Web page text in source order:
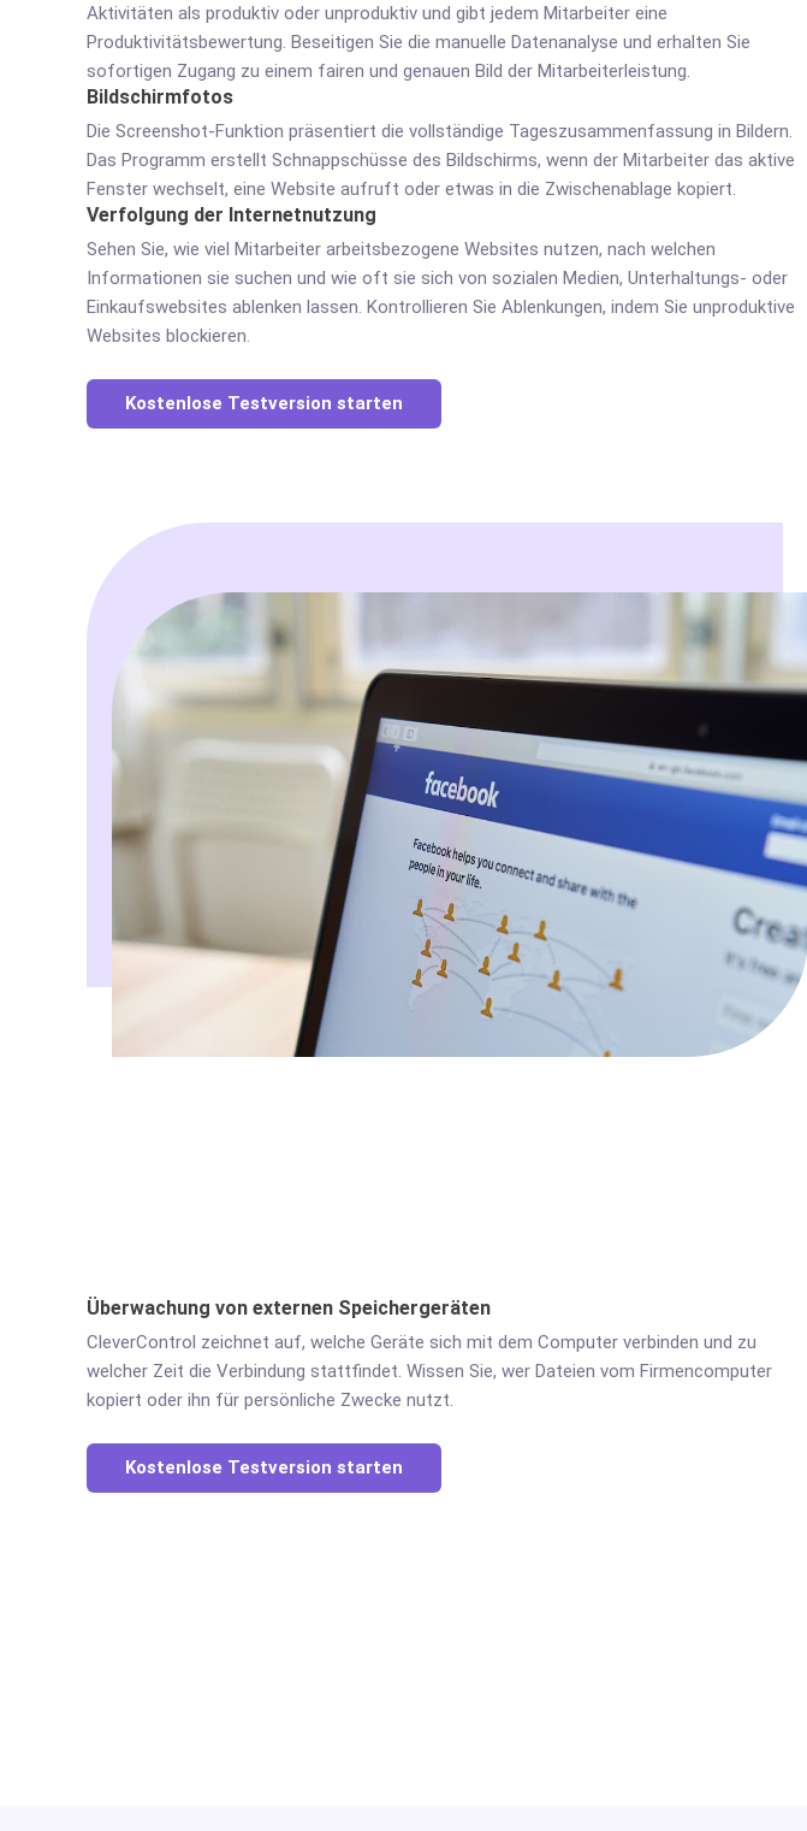
Aktivitäten als produktiv oder unproduktiv und gibt jedem Mitarbeiter eine
Produktivitätsbewertung. Beseitigen Sie die manuelle Datenanalyse und erhalten Sie
sofortigen Zugang zu einem fairen und genauen Bild der Mitarbeiterleistung.
Bildschirmfotos
Die Screenshot-Funktion präsentiert die vollständige Tageszusammenfassung in Bildern.
Das Programm erstellt Schnappschüsse des Bildschirms, wenn der Mitarbeiter das aktive
Fenster wechselt, eine Website aufruft oder etwas in die Zwischenablage kopiert.
Verfolgung der Internetnutzung
Sehen Sie, wie viel Mitarbeiter arbeitsbezogene Websites nutzen, nach welchen
Informationen sie suchen und wie oft sie sich von sozialen Medien, Unterhaltungs- oder
Einkaufswebsites ablenken lassen. Kontrollieren Sie Ablenkungen, indem Sie unproduktive
Websites blockieren.
Kostenlose Testversion starten
Überwachung von externen Speichergeräten
CleverControl zeichnet auf, welche Geräte sich mit dem Computer verbinden und zu
welcher Zeit die Verbindung stattfindet. Wissen Sie, wer Dateien vom Firmencomputer
kopiert oder ihn für persönliche Zwecke nutzt.
Kostenlose Testversion starten